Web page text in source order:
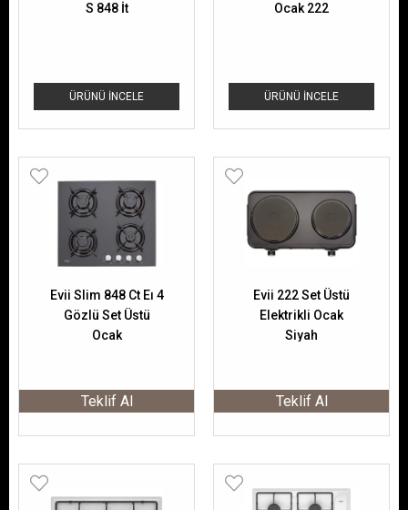
ÜRÜNÜ İNCELE
S 848 İt
ÜRÜNÜ İNCELE
Ocak 222
Evii Slim 848 Ct Eı 4
Gözlü Set Üstü
Ocak
Teklif Al
Evii 222 Set Üstü
Elektrikli Ocak
Siyah
Teklif Al